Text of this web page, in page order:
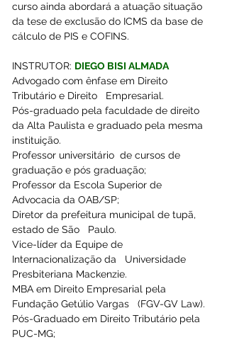
curso ainda abordará a atuação situação
da tese de exclusão do ICMS da base de
cálculo de PIS e COFINS.
INSTRUTOR: DIEGO BISI ALMADA
Advogado com ênfase em Direito
Tributário e Direito   Empresarial.
Pós-graduado pela faculdade de direito
da Alta Paulista e graduado pela mesma
instituição.
Professor universitário  de cursos de
graduação e pós graduação;
Professor da Escola Superior de
Advocacia da OAB/SP;
Diretor da prefeitura municipal de tupã,
estado de São   Paulo.
Vice-líder da Equipe de
Internacionalização da   Universidade
Presbiteriana Mackenzie.
MBA em Direito Empresarial pela
Fundação Getúlio Vargas   (FGV-GV Law).
Pós-Graduado em Direito Tributário pela
PUC-MG;